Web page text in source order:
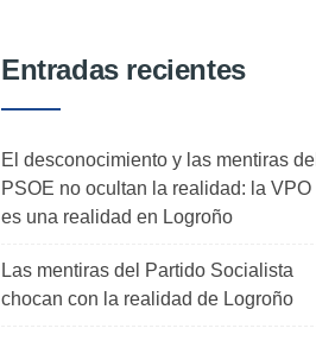
Entradas recientes
El desconocimiento y las mentiras del
PSOE no ocultan la realidad: la VPO
es una realidad en Logroño
Las mentiras del Partido Socialista
chocan con la realidad de Logroño